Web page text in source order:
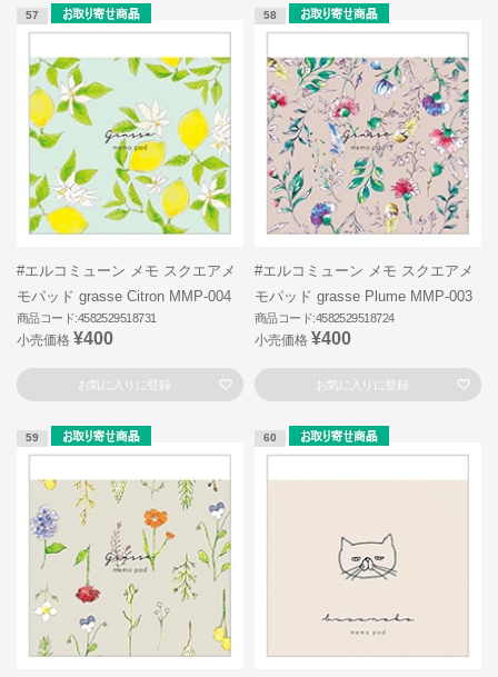
57
#エルコミューン メモ スクエアメ
モパッド grasse Citron MMP-004
商品コード:4582529518731
小売価格 ¥400
お気に入りに登録
58
#エルコミューン メモ スクエアメ
モパッド grasse Plume MMP-003
商品コード:4582529518724
小売価格 ¥400
お気に入りに登録
59 60